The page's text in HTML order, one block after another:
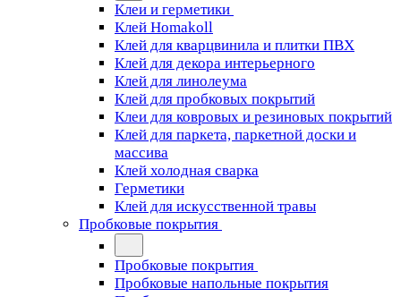
Клеи и герметики
Клей Homakoll
Клей для кварцвинила и плитки ПВХ
Клей для декора интерьерного
Клей для линолеума
Клей для пробковых покрытий
Клеи для ковровых и резиновых покрытий
Клей для паркета, паркетной доски и
массива
Клей холодная сварка
Герметики
Клей для искусственной травы
Пробковые покрытия
Пробковые покрытия
Пробковые напольные покрытия